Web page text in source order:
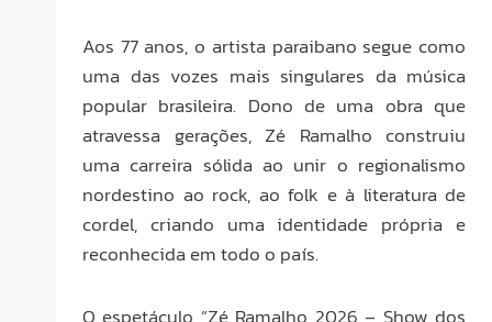
Aos 77 anos, o artista paraibano segue como
uma das vozes mais singulares da música
popular brasileira. Dono de uma obra que
atravessa gerações, Zé Ramalho construiu
uma carreira sólida ao unir o regionalismo
nordestino ao rock, ao folk e à literatura de
cordel, criando uma identidade própria e
reconhecida em todo o país.